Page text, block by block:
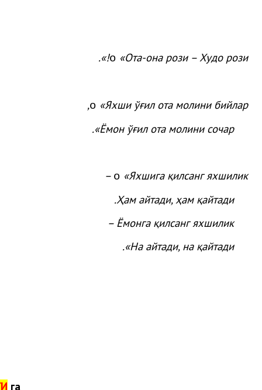
o «Ота-она рози– Худо рози
!»
.
o «Яхши ўғил ота молини бийлар
,
Ёмон ўғил ота молини сочар
»
.
o «Яхшига қилсанг яхшилик –
Ҳам айтади, ҳам қайтади.
Ёмонга қилсанг яхшилик –
На айтади, на қайтади».
га